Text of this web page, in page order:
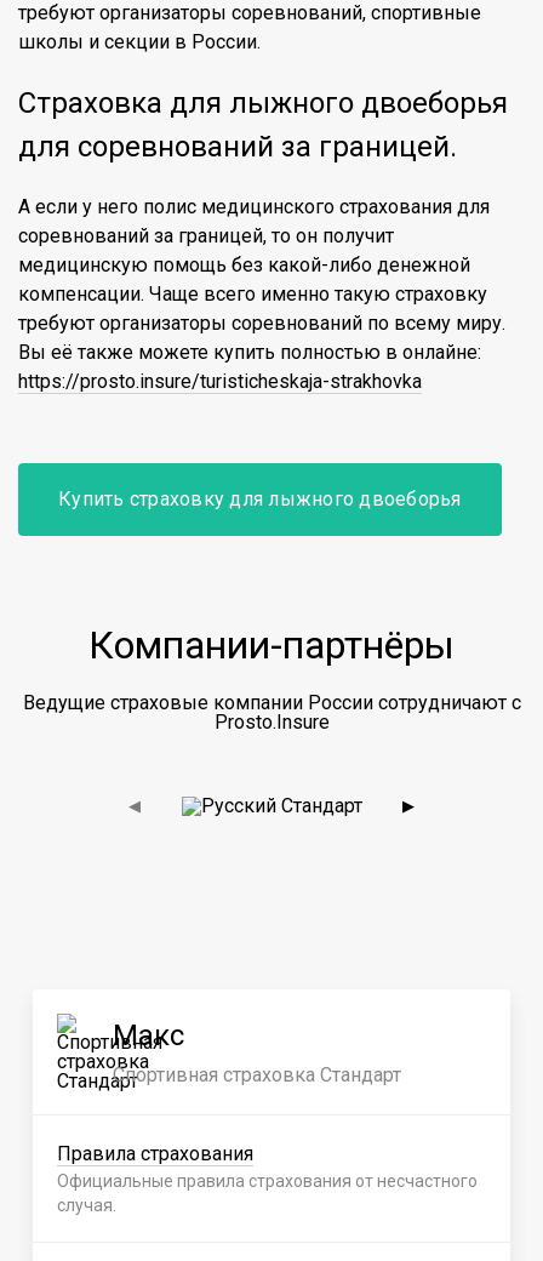
требуют организаторы соревнований, спортивные
школы и секции в России.
Страховка для лыжного двоеборья
для соревнований за границей.
А если у него полис медицинского страхования для
соревнований за границей, то он получит
медицинскую помощь без какой-либо денежной
компенсации. Чаще всего именно такую страховку
требуют организаторы соревнований по всему миру.
Вы её также можете купить полностью в онлайне:
https://prosto.insure/turisticheskaja-strakhovka
Купить страховку для лыжного двоеборья
Компании-партнёры
Ведущие страховые компании России сотрудничают с
Prosto.Insure
◀ ▶
Макс
Спортивная страховка Стандарт
Правила страхования
Официальные правила страхования от несчастного
случая.